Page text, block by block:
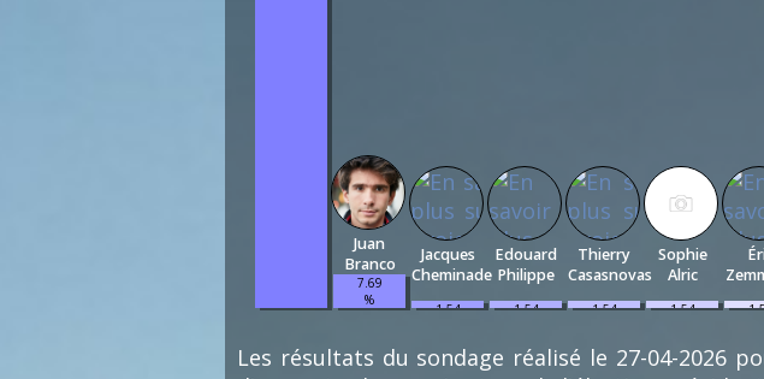
Juan
Branco
7.69
%
(5)
Jacques
Cheminade
1.54
Edouard
Philippe
1.54
Thierry
Casasnovas
1.54
Sophie
Alric
1.54
Les résultats du sondage réalisé le 27-04-2026